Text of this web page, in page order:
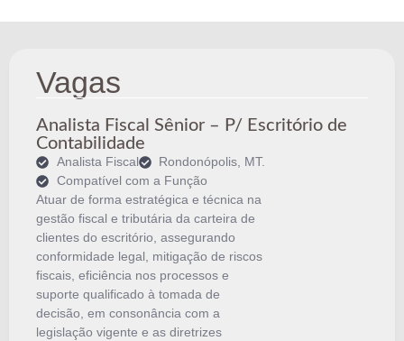
Vagas
Analista Fiscal Sênior – P/ Escritório de
Contabilidade
Analista Fiscal
Rondonópolis, MT.
Compatível com a Função
Atuar de forma estratégica e técnica na
gestão fiscal e tributária da carteira de
clientes do escritório, assegurando
conformidade legal, mitigação de riscos
fiscais, eficiência nos processos e
suporte qualificado à tomada de
decisão, em consonância com a
legislação vigente e as diretrizes